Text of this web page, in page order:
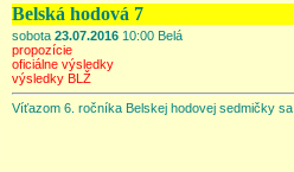
Belská hodová 7
sobota 23.07.2016 10:00 Belá
propozície
oficiálne výsledky
výsledky BLŽ
Víťazom 6. ročníka Belskej hodovej sedmičky